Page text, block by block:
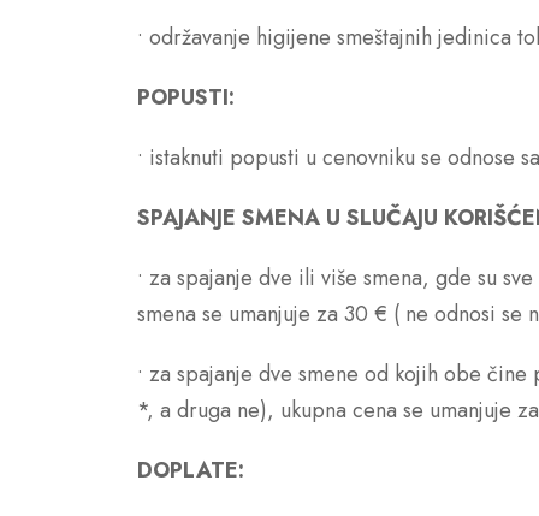
• održavanje higijene smeštajnih jedinica
POPUSTI:
• istaknuti popusti u cenovniku se odnose
SPAJANJE SMENA U SLUČAJU
• za spajanje dve ili više smena, gde su
smena se umanjuje za 30 € ( ne odnosi se
• za spajanje dve smene od kojih obe
*, a druga ne), ukupna cena se umanjuje
DOPLATE: